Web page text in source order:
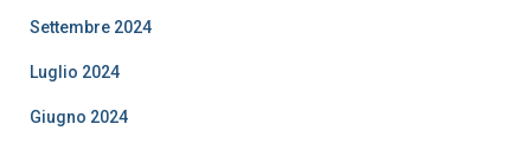
Settembre 2024
Luglio 2024
Giugno 2024